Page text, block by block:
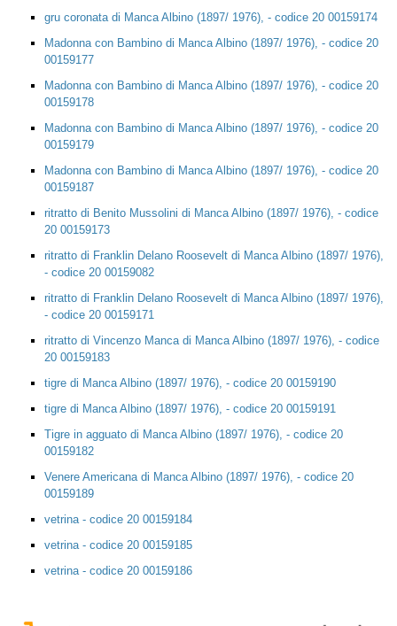
gru coronata di Manca Albino (1897/ 1976), - codice 20 00159174
Madonna con Bambino di Manca Albino (1897/ 1976), - codice 20
00159177
Madonna con Bambino di Manca Albino (1897/ 1976), - codice 20
00159178
Madonna con Bambino di Manca Albino (1897/ 1976), - codice 20
00159179
Madonna con Bambino di Manca Albino (1897/ 1976), - codice 20
00159187
ritratto di Benito Mussolini di Manca Albino (1897/ 1976), - codice
20 00159173
ritratto di Franklin Delano Roosevelt di Manca Albino (1897/ 1976),
- codice 20 00159082
ritratto di Franklin Delano Roosevelt di Manca Albino (1897/ 1976),
- codice 20 00159171
ritratto di Vincenzo Manca di Manca Albino (1897/ 1976), - codice
20 00159183
tigre di Manca Albino (1897/ 1976), - codice 20 00159190
tigre di Manca Albino (1897/ 1976), - codice 20 00159191
Tigre in agguato di Manca Albino (1897/ 1976), - codice 20
00159182
Venere Americana di Manca Albino (1897/ 1976), - codice 20
00159189
vetrina - codice 20 00159184
vetrina - codice 20 00159185
vetrina - codice 20 00159186